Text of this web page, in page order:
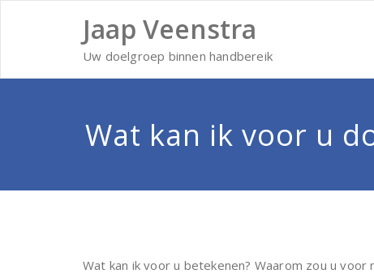
Jaap Veenstra
Uw doelgroep binnen handbereik
Wat kan ik voor u
Wat kan ik voor u betekenen? Waarom zou u